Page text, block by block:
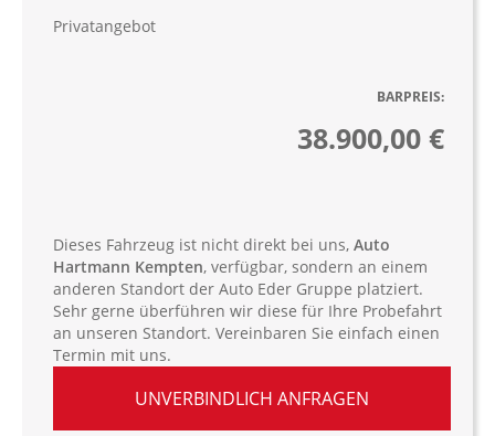
Privatangebot
BARPREIS:
38.900,00 €
Dieses Fahrzeug ist nicht direkt bei uns, Auto
Hartmann Kempten, verfügbar, sondern an einem
anderen Standort der Auto Eder Gruppe platziert.
Sehr gerne überführen wir diese für Ihre Probefahrt
an unseren Standort. Vereinbaren Sie einfach einen
Termin mit uns.
UNVERBINDLICH ANFRAGEN